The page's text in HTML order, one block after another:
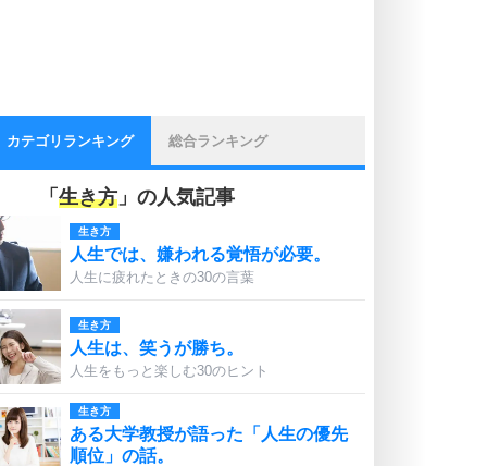
カテゴリランキング 総合ランキング
「 生き方 」の人気記事
生き方
人生では、嫌われる覚悟が必要。
人生に疲れたときの30の言葉
生き方
人生は、笑うが勝ち。
人生をもっと楽しむ30のヒント
生き方
ある大学教授が語った「人生の優先
順位」の話。